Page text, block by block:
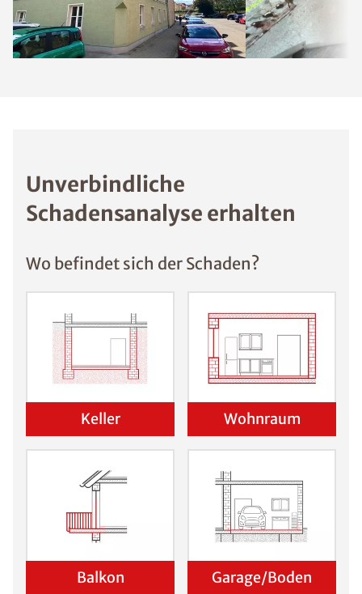
Unverbindliche
Schadensanalyse erhalten
Wo befindet sich der Schaden?
Keller Wohnraum
Balkon Garage/Boden